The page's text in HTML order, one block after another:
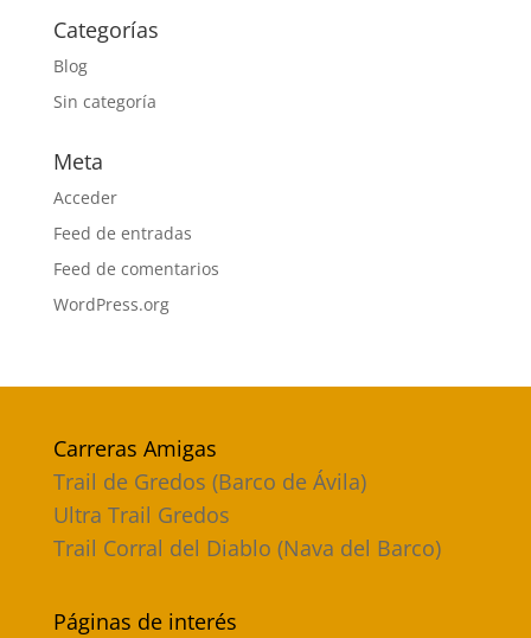
Categorías
Blog
Sin categoría
Meta
Acceder
Feed de entradas
Feed de comentarios
WordPress.org
Carreras Amigas
Trail de Gredos (Barco de Ávila)
Ultra Trail Gredos
Trail Corral del Diablo (Nava del Barco)
Páginas de interés